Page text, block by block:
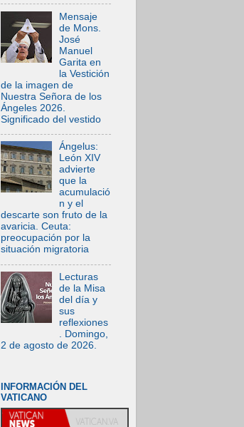
Mensaje
de Mons.
José
Manuel
Garita en
la Vestición
de la imagen de
Nuestra Señora de los
Ángeles 2026.
Significado del vestido
Ángelus:
León XIV
advierte
que la
acumulació
n y el
descarte son fruto de la
avaricia. Ceuta:
preocupación por la
situación migratoria
Lecturas
de la Misa
del día y
sus
reflexiones
. Domingo,
2 de agosto de 2026.
INFORMACIÓN DEL
VATICANO